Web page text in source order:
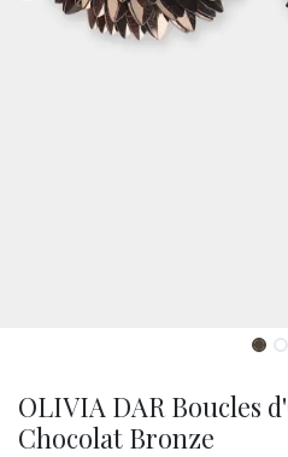
OLIVIA DAR Boucles
Chocolat Bronze